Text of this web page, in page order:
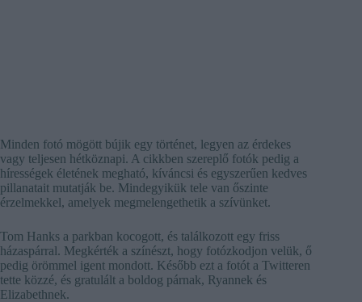
Minden fotó mögött bújik egy történet, legyen az érdekes
vagy teljesen hétköznapi. A cikkben szereplő fotók pedig a
hírességek életének megható, kíváncsi és egyszerűen kedves
pillanatait mutatják be. Mindegyikük tele van őszinte
érzelmekkel, amelyek megmelengethetik a szívünket.
Tom Hanks a parkban kocogott, és találkozott egy friss
házaspárral. Megkérték a színészt, hogy fotózkodjon velük, ő
pedig örömmel igent mondott. Később ezt a fotót a Twitteren
tette közzé, és gratulált a boldog párnak, Ryannek és
Elizabethnek.